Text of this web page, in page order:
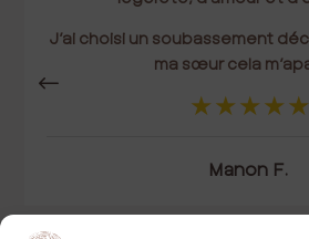
J’ai choisi un soubassement
ma sœur cela
Manon F.